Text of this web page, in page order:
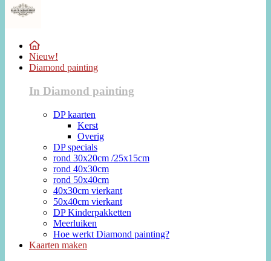
Nieuw!
Diamond painting
In Diamond painting
DP kaarten
Kerst
Overig
DP specials
rond 30x20cm /25x15cm
rond 40x30cm
rond 50x40cm
40x30cm vierkant
50x40cm vierkant
DP Kinderpakketten
Meerluiken
Hoe werkt Diamond painting?
Kaarten maken